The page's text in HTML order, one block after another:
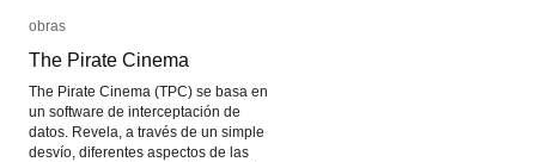
obras
The Pirate Cinema
The Pirate Cinema (TPC) se basa en
un software de interceptación de
datos. Revela, a través de un simple
desvío, diferentes aspectos de las
obras
The Pirate Cinema